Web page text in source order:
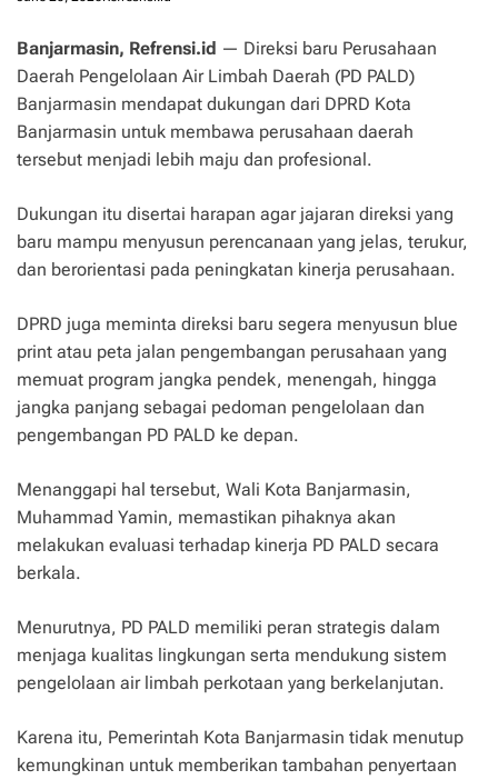
Banjarmasin, Refrensi.id — Direksi baru Perusahaan
Daerah Pengelolaan Air Limbah Daerah (PD PALD)
Banjarmasin mendapat dukungan dari DPRD Kota
Banjarmasin untuk membawa perusahaan daerah
tersebut menjadi lebih maju dan profesional.
Dukungan itu disertai harapan agar jajaran direksi yang
baru mampu menyusun perencanaan yang jelas, terukur,
dan berorientasi pada peningkatan kinerja perusahaan.
DPRD juga meminta direksi baru segera menyusun blue
print atau peta jalan pengembangan perusahaan yang
memuat program jangka pendek, menengah, hingga
jangka panjang sebagai pedoman pengelolaan dan
pengembangan PD PALD ke depan.
Menanggapi hal tersebut, Wali Kota Banjarmasin,
Muhammad Yamin, memastikan pihaknya akan
melakukan evaluasi terhadap kinerja PD PALD secara
berkala.
Menurutnya, PD PALD memiliki peran strategis dalam
menjaga kualitas lingkungan serta mendukung sistem
pengelolaan air limbah perkotaan yang berkelanjutan.
Karena itu, Pemerintah Kota Banjarmasin tidak menutup
kemungkinan untuk memberikan tambahan penyertaan